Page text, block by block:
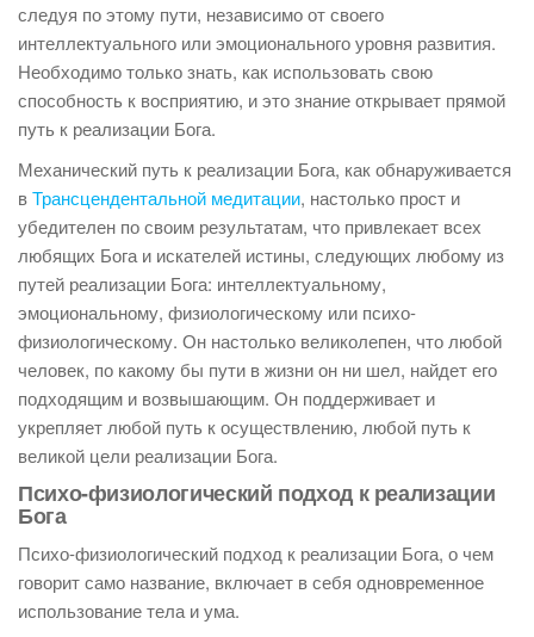
следуя по этому пути, независимо от своего
интеллектуального или эмоционального уровня развития.
Необходимо только знать, как использовать свою
способность к восприятию, и это знание открывает прямой
путь к реализации Бога.
Механический путь к реализации Бога, как обнаруживается
вТрансцендентальной медитации, настолько прост и
убедителен по своим результатам, что привлекает всех
любящих Бога и искателей истины, следующих любому из
путей реализации Бога: интеллектуальному,
эмоциональному, физиологическому или психо-
физиологическому. Он настолько великолепен, что любой
человек, по какому бы пути в жизни он ни шел, найдет его
подходящим и возвышающим. Он поддерживает и
укрепляет любой путь к осуществлению, любой путь к
великой цели реализации Бога.
Психо-физиологический подход к реализации
Бога
Психо-физиологический подход к реализации Бога, о чем
говорит само название, включает в себя одновременное
использование тела и ума.